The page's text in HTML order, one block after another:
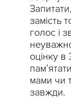
замість
голос і
оцінку в
мами чи
завжди.